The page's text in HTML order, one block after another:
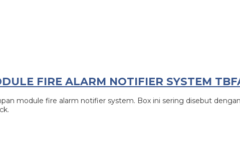
FIRE ALARM NOTIFIER SYSTEM
module fire alarm notifier system. Box ini sering disebut